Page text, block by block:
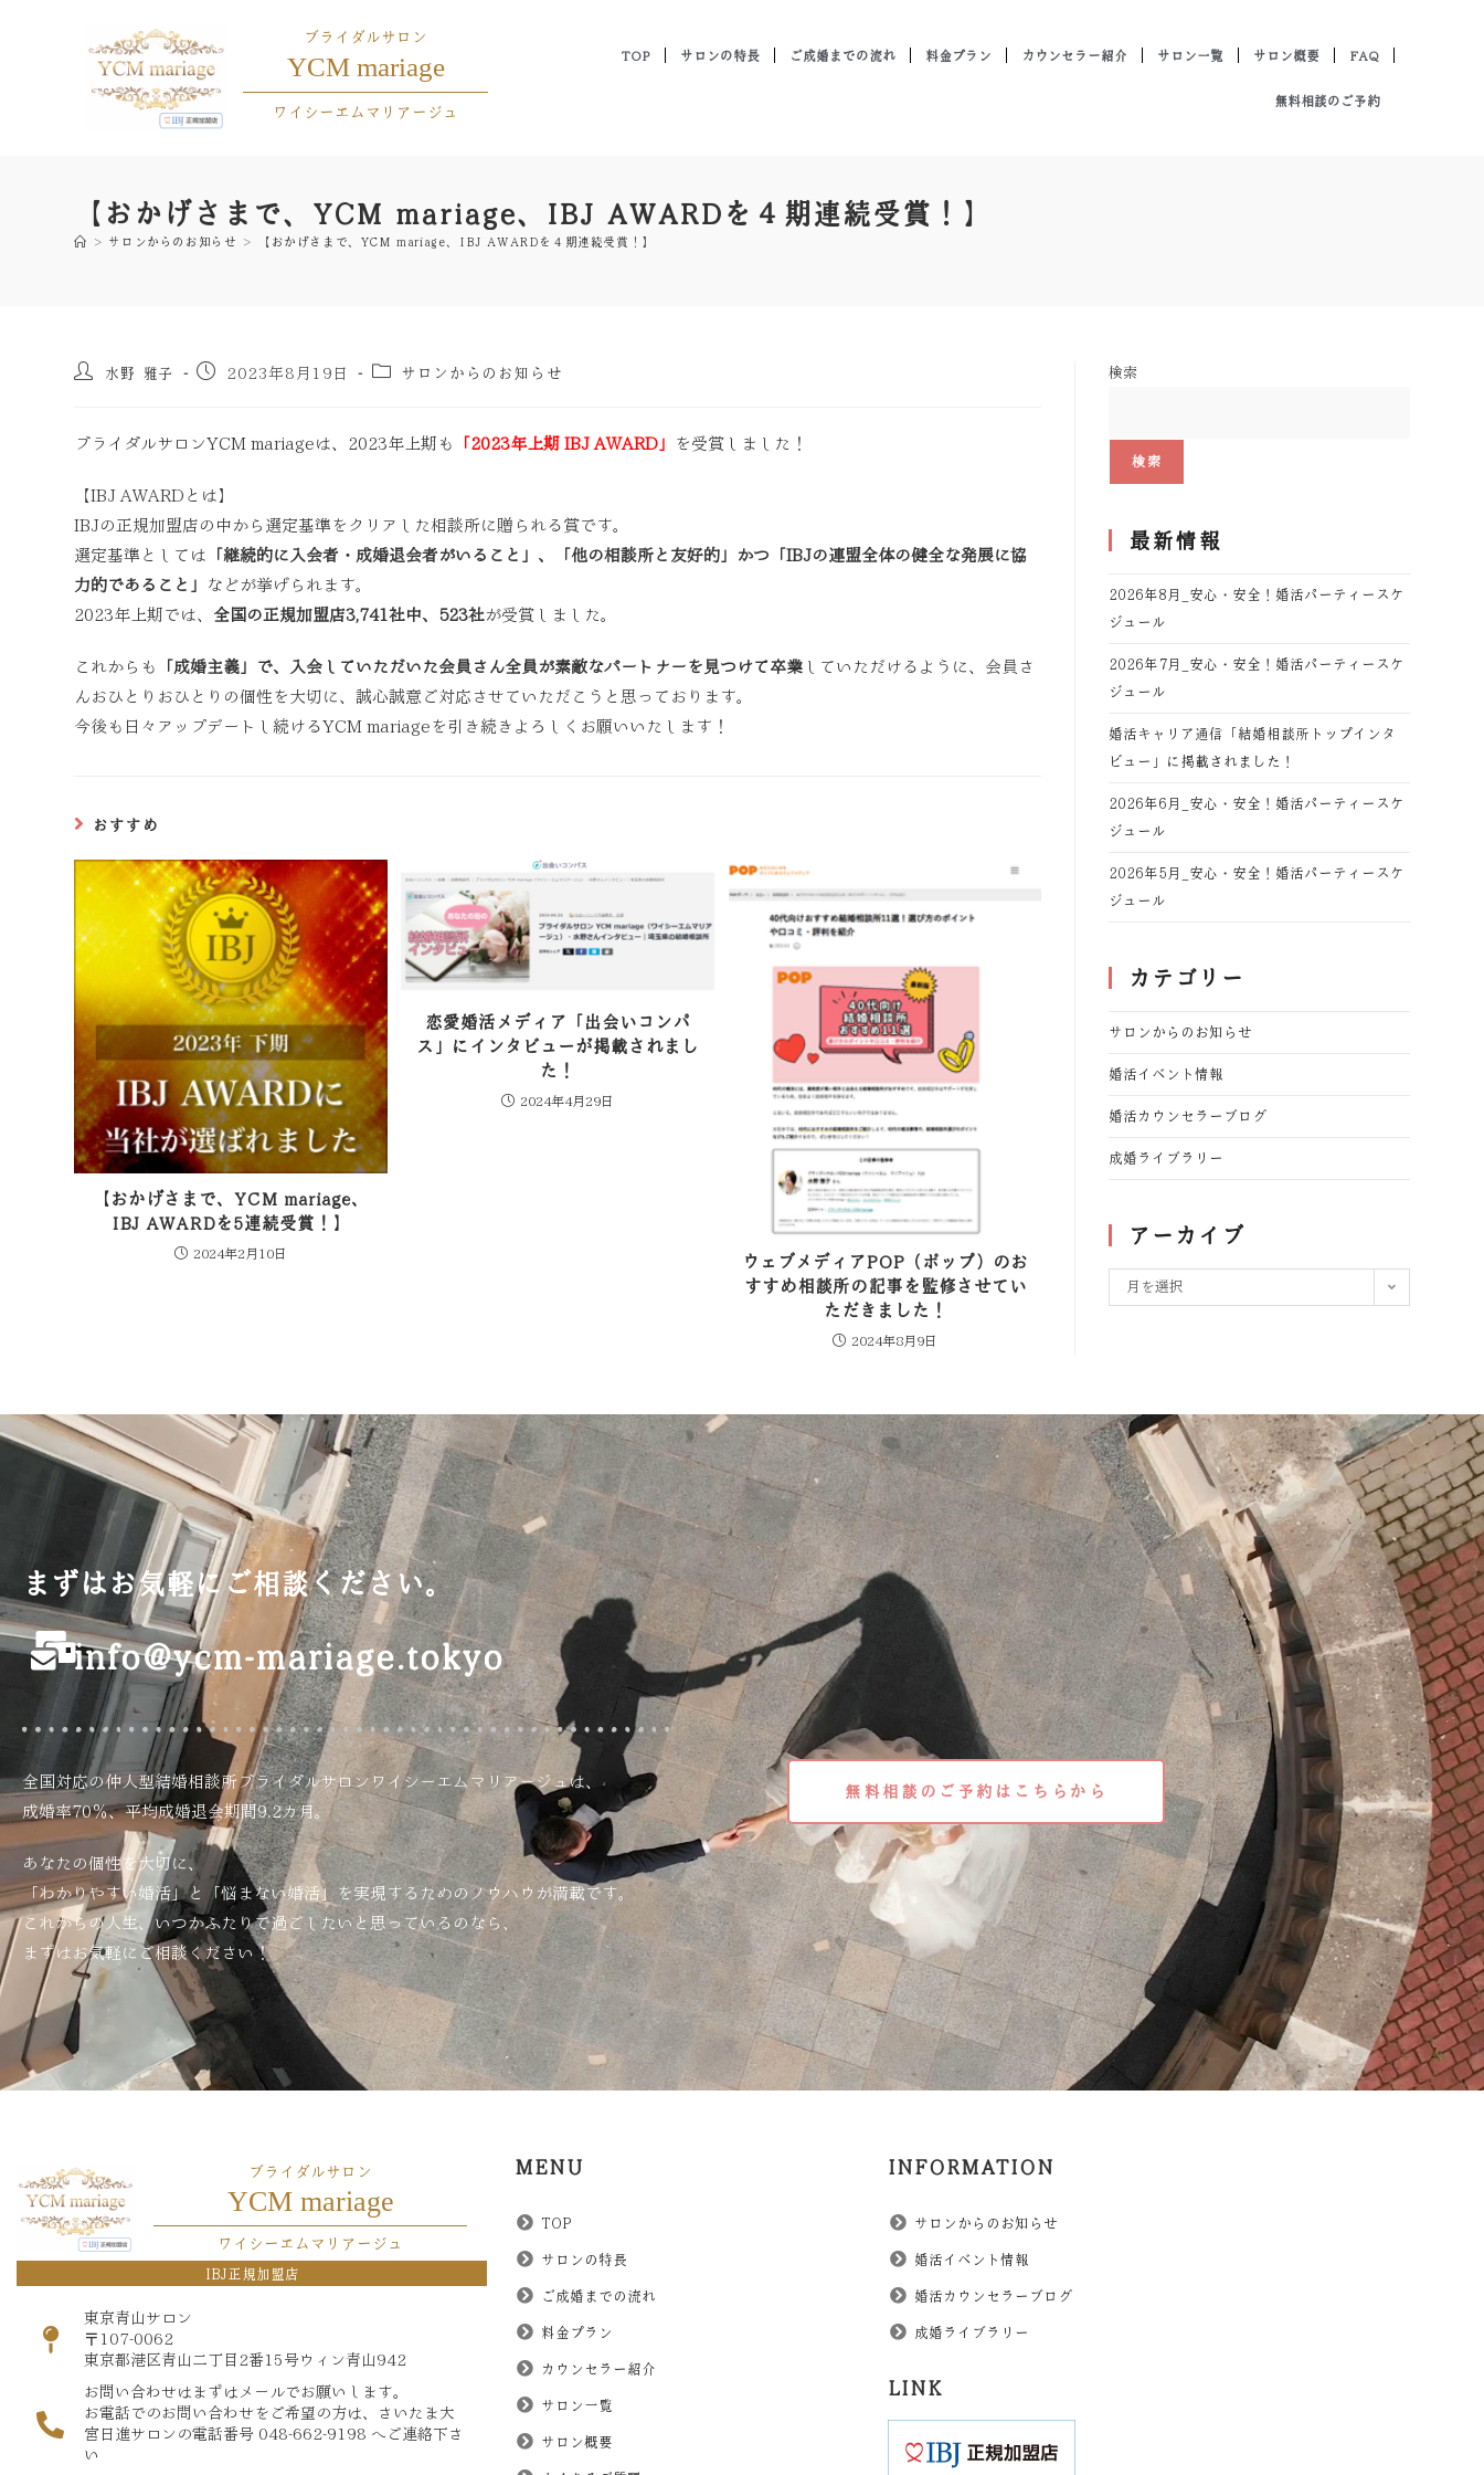
ブライダルサロン
YCM mariage
ワイシーエムマリアージュ
TOP サロンの特長 ご成婚までの流れ 料金プラン カウンセラー紹介 サロン一覧 サロン概要 FAQ
無料相談のご予約
【おかげさまで、YCM mariage、IBJ AWARDを４期連続受賞！】
> サロンからのお知らせ > 【おかげさまで、YCM mariage、IBJ AWARDを４期連続受賞！】
水野 雅子 2023年8月19日 サロンからのお知らせ
ブライダルサロンYCM mariageは、2023年上期も 「2023年上期 IBJ AWARD」 を受賞しました！
【IBJ AWARDとは】
IBJの正規加盟店の中から選定基準をクリアした相談所に贈られる賞です。
選定基準としては 「継続的に入会者・成婚退会者がいること」、「他の相談所と友好的」かつ「IBJの連盟全体の健全な発展に協
力的であること」
などが挙げられます。
2023年上期では、 全国の正規加盟店3,741社中、523社が受賞しました。
これからも 「成婚主義」で、入会していただいた会員さん全員が素敵なパートナーを見つけて卒業 していただけるように、会員さ
んおひとりおひとりの個性を大切に、誠心誠意ご対応させていただこうと思っております。
今後も日々アップデートし続けるYCM mariageを引き続きよろしくお願いいたします！
おすすめ
【おかげさまで、YCM mariage、
IBJ AWARDを5連続受賞！】
2024年2月10日
恋愛婚活メディア「出会いコンパ
ス」にインタビューが掲載されまし
た！
2024年4月29日
ウェブメディアPOP（ポップ）のお
すすめ相談所の記事を監修させてい
ただきました！
2024年8月9日
検索
検索
最新情報
2026年8月_安心・安全！婚活パーティースケ
ジュール
2026年7月_安心・安全！婚活パーティースケ
ジュール
婚活キャリア通信「結婚相談所トップインタ
ビュー」に掲載されました！
2026年6月_安心・安全！婚活パーティースケ
ジュール
2026年5月_安心・安全！婚活パーティースケ
ジュール
カテゴリー
サロンからのお知らせ
婚活イベント情報
婚活カウンセラーブログ
成婚ライブラリー
アーカイブ
月を選択
まずはお気軽にご相談ください。
info@ycm-mariage.tokyo
全国対応の仲人型結婚相談所ブライダルサロンワイシーエムマリアージュは、
成婚率70％、平均成婚退会期間9.2カ月。
あなたの個性を大切に、
「わかりやすい婚活」と「悩まない婚活」を実現するためのノウハウが満載です。
これからの人生、いつかふたりで過ごしたいと思っているのなら、
まずはお気軽にご相談ください！
無料相談のご予約はこちらから
ブライダルサロン
YCM mariage
ワイシーエムマリアージュ
IBJ正規加盟店
東京青山サロン
〒107-0062
東京都港区青山二丁目2番15号ウィン青山942
お問い合わせはまずはメールでお願いします。
お電話でのお問い合わせをご希望の方は、さいたま大
宮日進サロンの電話番号 048-662-9198 へご連絡下さ
い
MENU
TOP
サロンの特長
ご成婚までの流れ
料金プラン
カウンセラー紹介
サロン一覧
サロン概要
INFORMATION
サロンからのお知らせ
婚活イベント情報
婚活カウンセラーブログ
成婚ライブラリー
LINK